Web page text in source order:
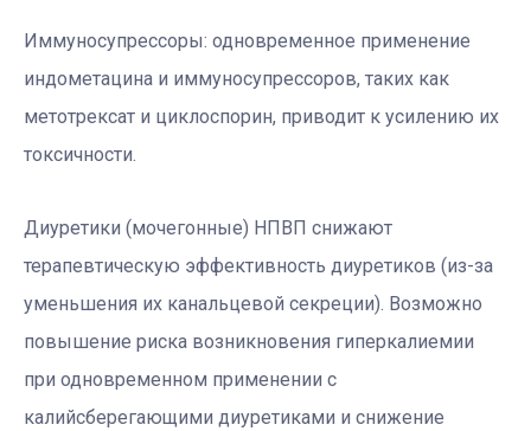
Иммуносупрессоры: одновременное применение
индометацина и иммуносупрессоров, таких как
метотрексат и циклоспорин, приводит к усилению их
токсичности.
Диуретики (мочегонные) НПВП снижают
терапевтическую эффективность диуретиков (из-за
уменьшения их канальцевой секреции). Возможно
повышение риска возникновения гиперкалиемии
при одновременном применении с
калийсберегающими диуретиками и снижение